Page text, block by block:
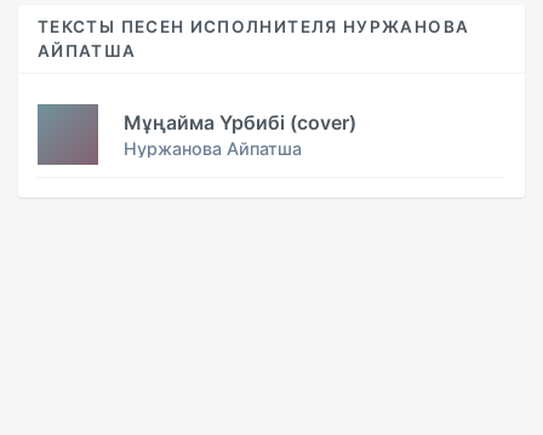
ТЕКСТЫ ПЕСЕН ИСПОЛНИТЕЛЯ НУРЖАНОВА
АЙПАТША
Мұңайма Үрбибі (cover)
Нуржанова Айпатша